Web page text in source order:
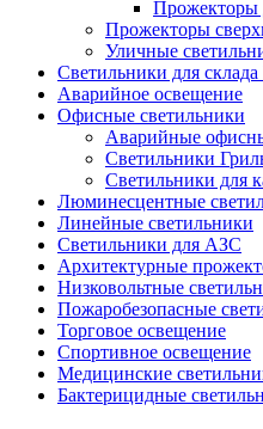
Прожекторы
Прожекторы
Уличные
Светильники для
Аварийное освещение
Офисные светильники
Аварийные
Светильники
Светильники для
Люминесцентные
Линейные светильники
Светильники для АЗС
Архитектурные
Низковольтные
Пожаробезопасные
Торговое освещение
Спортивное освещение
Медицинские
Бактерицидные